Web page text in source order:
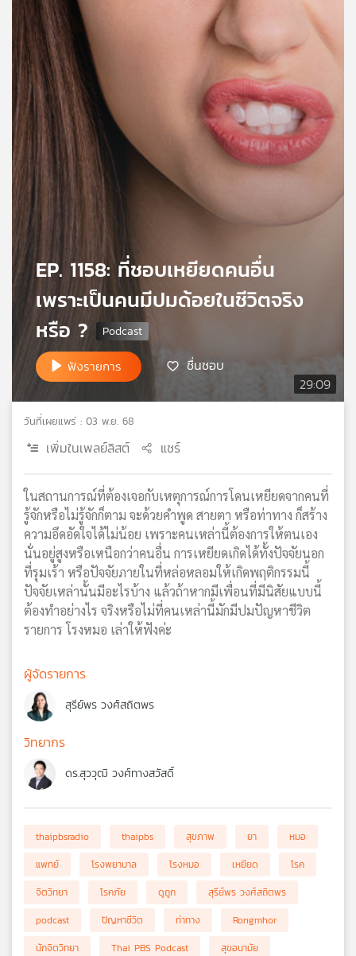
ข่าว
และ
กิจกรรม
เกี่ยว
กับ
เรา
เครือ
ข่าย
วิทยุ
ไทย
พี
แผนที่
วิทยุ
เครือ
29:09
EP. 1158: ที่ชอบเหยียดคนอื่น
เพราะเป็นคนมีปมด้อยในชีวิตจริง
หรือ ?
ฟังรายการ ชื่นชอบ
วันที่เผยแพร่ : 03 พ.ย. 68
เพิ่มในเพลย์ลิสต์ แชร์
ในสถานการณ์ที่ต้องเจอกับเหตุการณ์การโดนเหยียดจากคนที่
รู้จักหรือไม่รู้จักก็ตาม จะด้วยคำพูด สายตา หรือท่าทาง ก็สร้าง
ความอึดอัดใจได้ไม่น้อย เพราะคนเหล่านี้ต้องการให้ตนเอง
นั่นอยู่สูงหรือเหนือกว่าคนอื่น การเหยียดเกิดได้ทั้งปัจจัยนอก
ที่รุมเร้า หรือปัจจัยภายในที่หล่อหลอมให้เกิดพฤติกรรมนี้
ปัจจัยเหล่านั้นมีอะไรบ้าง แล้วถ้าหากมีเพื่อนที่มีนิสัยแบบนี้
ต้องทำอย่างไร จริงหรือไม่ที่คนเหล่านี้มักมีปมปัญหาชีวิต
รายการ โรงหมอ เล่าให้ฟังค่ะ
ผู้จัดรายการ
สุรีย์พร วงศ์สถิตพร
วิทยากร
ดร.สุววุฒิ วงศ์ทางสวัสดิ์
thaipbsradio thaipbs สุขภาพ ยา
หมอ
แพทย์
โรงพยาบาล โรงหมอ เหยียด
โรค
จิตวิทยา
โรคภัย ดูถูก
สุรีย์พร วงศ์สถิตพร
podcast
ปัญหาชีวิต ท่าทาง
Rongmhor
นักจิตวิทยา
Thai PBS Podcast
สุขอนามัย